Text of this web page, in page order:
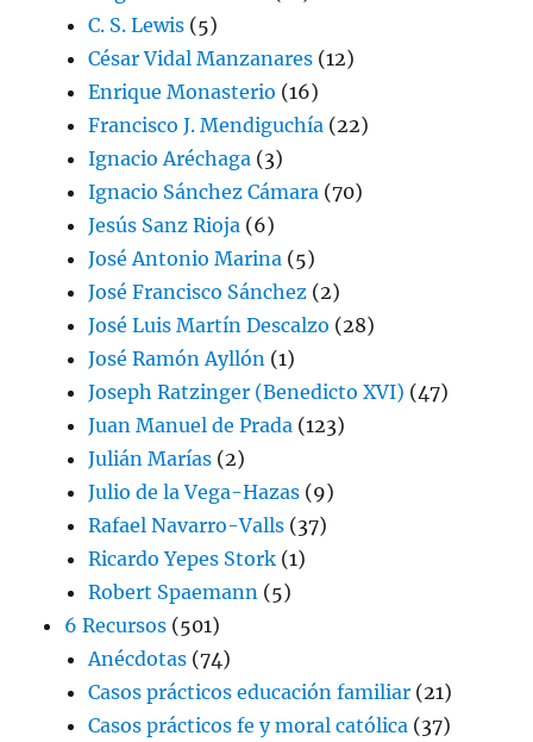
C. S. Lewis (5)
César Vidal Manzanares (12)
Enrique Monasterio (16)
Francisco J. Mendiguchía (22)
Ignacio Aréchaga (3)
Ignacio Sánchez Cámara (70)
Jesús Sanz Rioja (6)
José Antonio Marina (5)
José Francisco Sánchez (2)
José Luis Martín Descalzo (28)
José Ramón Ayllón (1)
Joseph Ratzinger (Benedicto XVI) (47)
Juan Manuel de Prada (123)
Julián Marías (2)
Julio de la Vega-Hazas (9)
Rafael Navarro-Valls (37)
Ricardo Yepes Stork (1)
Robert Spaemann (5)
6 Recursos (501)
Anécdotas (74)
Casos prácticos educación familiar (21)
Casos prácticos fe y moral católica (37)